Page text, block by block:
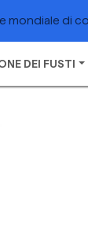
mondiale di
DEI FUSTI